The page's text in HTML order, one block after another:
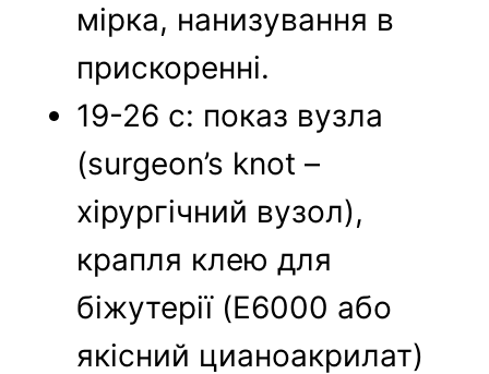
мірка, нанизування в
прискоренні.
19-26 с: показ вузла
(surgeon’s knot –
хірургічний вузол),
крапля клею для
біжутерії (E6000 або
якісний цианоакрилат)